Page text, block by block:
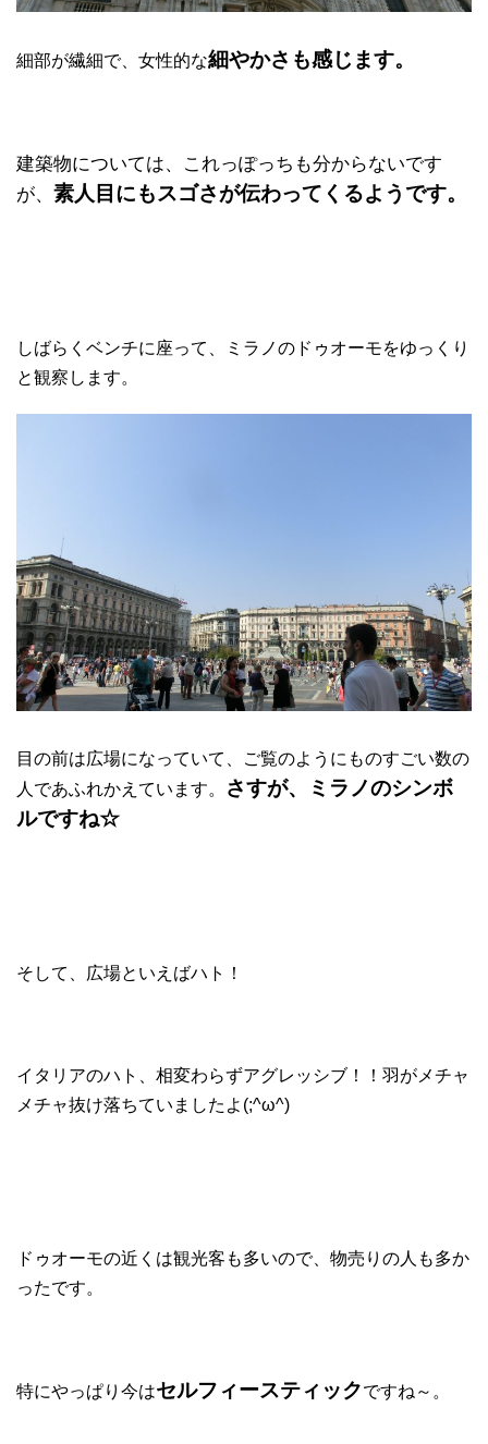
細部が繊細で、女性的な細やかさも感じます。
建築物については、これっぽっちも分からないです
が、 素人目にもスゴさが伝わってくるようです。
しばらくベンチに座って、ミラノのドゥオーモをゆっくり
と観察します。
目の前は広場になっていて、ご覧のようにものすごい数の
人であふれかえています。
さすが、ミラノのシンボ
ルですね☆
そして、広場といえばハト！
イタリアのハト、相変わらずアグレッシブ！！羽がメチャ
メチャ抜け落ちていましたよ(;^ω^)
ドゥオーモの近くは観光客も多いので、物売りの人も多か
ったです。
特にやっぱり今はセルフィースティックですね～。